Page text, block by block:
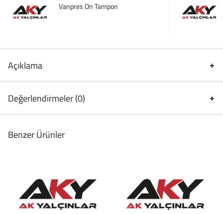
Vanpres On Tampon
Açıklama
Değerlendirmeler (0)
Benzer Ürünler